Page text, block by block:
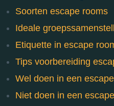
Soorten escape rooms
Ideale
Etiquette in escape
Tips voorbereiding
Wel doen in een
Niet doen in een